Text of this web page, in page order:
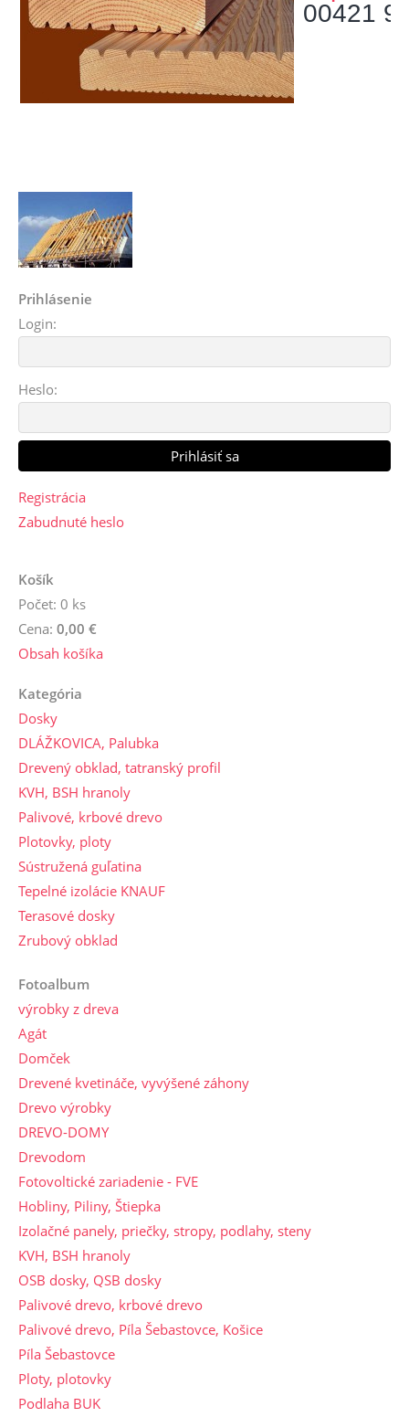
00421
Prihlásenie
Login:
Heslo:
Registrácia
Zabudnuté heslo
Košík
Počet: 0 ks
Cena: 0,00 €
Obsah košíka
Kategória
Dosky
DLÁŽKOVICA, Palubka
Drevený obklad, tatranský profil
KVH, BSH hranoly
Palivové, krbové drevo
Plotovky, ploty
Sústružená guľatina
Tepelné izolácie KNAUF
Terasové dosky
Zrubový obklad
Fotoalbum
výrobky z dreva
Agát
Domček
Drevené kvetináče, vyvýšené záhony
Drevo výrobky
DREVO-DOMY
Drevodom
Fotovoltické zariadenie - FVE
Hobliny, Piliny, Štiepka
Izolačné panely, priečky, stropy, podlahy, steny
KVH, BSH hranoly
OSB dosky, QSB dosky
Palivové drevo, krbové drevo
Palivové drevo, Píla Šebastovce, Košice
Píla Šebastovce
Ploty, plotovky
Podlaha BUK